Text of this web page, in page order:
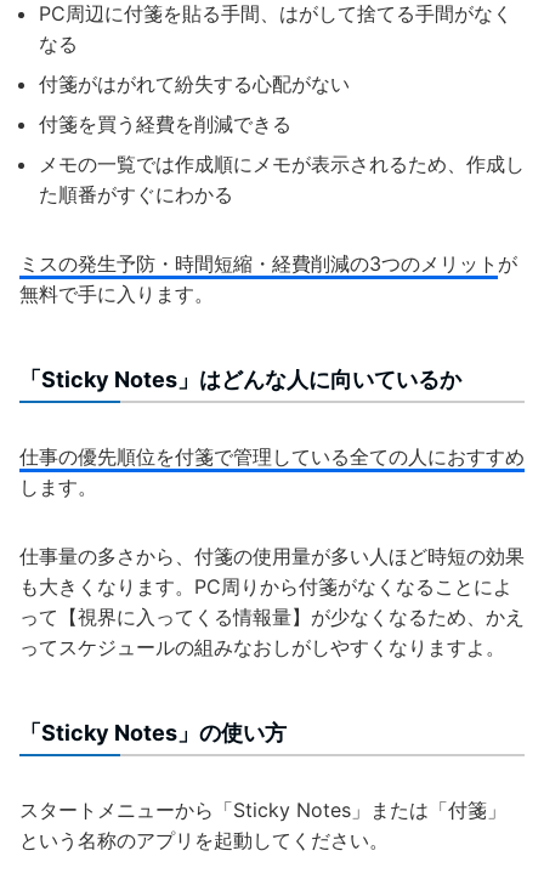
PC周辺に付箋を貼る手間、はがして捨てる手間がなく
なる
付箋がはがれて紛失する心配がない
付箋を買う経費を削減できる
メモの一覧では作成順にメモが表示されるため、作成し
た順番がすぐにわかる
ミスの発生予防・時間短縮・経費削減の3つのメリット が
無料で手に入ります。
「Sticky Notes」はどんな人に向いているか
仕事の優先順位を付箋で管理している全ての人におすすめ
します。
仕事量の多さから、付箋の使用量が多い人ほど時短の効果
も大きくなります。PC周りから付箋がなくなることによ
って【視界に入ってくる情報量】が少なくなるため、かえ
ってスケジュールの組みなおしがしやすくなりますよ。
「Sticky Notes」の使い方
スタートメニューから「Sticky Notes」または「付箋」
という名称のアプリを起動してください。